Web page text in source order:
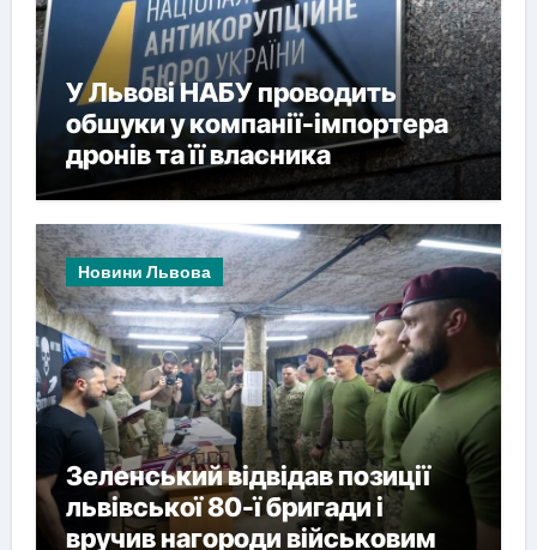
У Львові НАБУ проводить
обшуки у компанії-імпортера
дронів та її власника
Новини Львова
Зеленський відвідав позиції
львівської 80-ї бригади і
вручив нагороди військовим